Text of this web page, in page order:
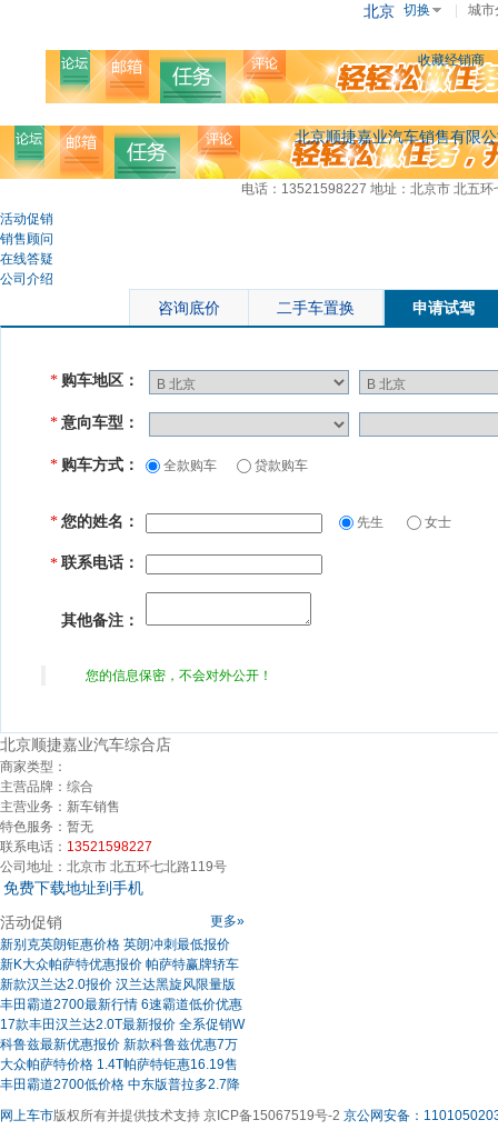
北京 切换 城市
收藏经销商
北京顺捷嘉业汽车销售有限
电话：13521598227 地址：北京市 北五
活动促销
销售顾问
在线答疑
公司介绍
咨询底价 二手车置换 申请试驾
* 购车地区：
* 意向车型：
* 购车方式： 全款购车 贷款购车
* 您的姓名： 先生 女士
* 联系电话：
其他备注：
您的信息保密，不会对外公开！
北京顺捷嘉业汽车综合店
商家类型：
主营品牌： 综合
主营业务： 新车销售
特色服务： 暂无
联系电话： 13521598227
公司地址： 北京市 北五环七北路119号
免费下载地址到手机
更多»
活动促销
新别克英朗钜惠价格 英朗冲刺最低报价
新K大众帕萨特优惠报价 帕萨特赢牌轿车
新款汉兰达2.0报价 汉兰达黑旋风限量版
丰田霸道2700最新行情 6速霸道低价优惠
17款丰田汉兰达2.0T最新报价 全系促销W
科鲁兹最新优惠报价 新款科鲁兹优惠7万
大众帕萨特价格 1.4T帕萨特钜惠16.19售
丰田霸道2700低价格 中东版普拉多2.7降
网上车市版权所有并提供技术支持 京ICP备15067519号-2 京公网安备：